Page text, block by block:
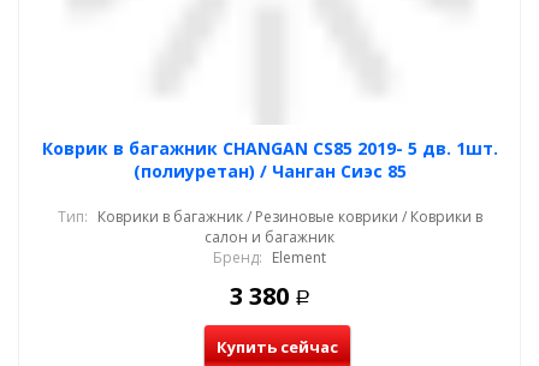
Коврик в багажник CHANGAN CS85 2019- 5 дв. 1шт.
(полиуретан) / Чанган Сиэс 85
Тип: Коврики в багажник / Резиновые коврики / Коврики в
салон и багажник
Бренд: Element
3 380 Р
Купить сейчас